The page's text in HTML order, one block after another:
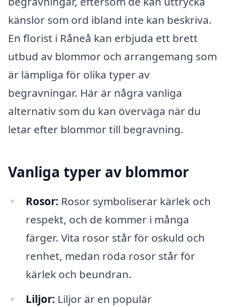
känslor som ord ibland inte kan beskriva.
En florist i Råneå kan erbjuda ett brett
utbud av blommor och arrangemang som
är lämpliga för olika typer av
begravningar. Här är några vanliga
alternativ som du kan överväga när du
letar efter blommor till begravning.
Vanliga typer av blommor
Rosor: Rosor symboliserar kärlek och
respekt, och de kommer i många
färger. Vita rosor står för oskuld och
renhet, medan röda rosor står för
kärlek och beundran.
Liljor: Liljor är en populär